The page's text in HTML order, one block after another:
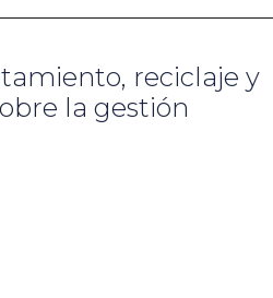
reciclaje y
la gestión